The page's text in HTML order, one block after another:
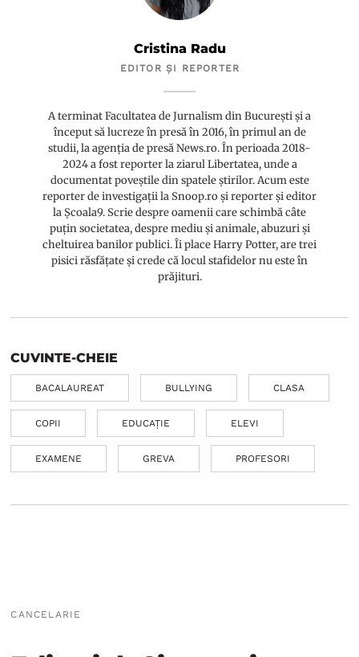
Cristina Radu
EDITOR ȘI REPORTER
A terminat Facultatea de Jurnalism din București și a
început să lucreze în presă în 2016, în primul an de
studii, la agenția de presă News.ro. În perioada 2018-
2024 a fost reporter la ziarul Libertatea, unde a
documentat poveștile din spatele știrilor. Acum este
reporter de investigații la Snoop.ro și reporter și editor
la Școala9. Scrie despre oamenii care schimbă câte
puțin societatea, despre mediu și animale, abuzuri și
cheltuirea banilor publici. Îi place Harry Potter, are trei
pisici răsfățate și crede că locul stafidelor nu este în
prăjituri.
CUVINTE-CHEIE
BACALAUREAT BULLYING CLASA
COPII EDUCAȚIE ELEVI
EXAMENE GREVA PROFESORI
CANCELARIE